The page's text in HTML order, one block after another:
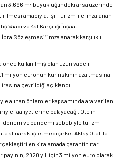
3.696 m2 büyüklüğündeki arsa üzerinde
amacıyla, Işıl Turizm ile imzalanan
Vaadi ve Kat Karşılığı İnşaat
Sözleşmesi” imzalanarak karşılıklı
kullanılmış olan uzun vadeli
milyon euronun kur riskinin azaltmasına
çevrildiği açıklandı.
alınan önlemler kapsamında ara verilen
faaliyetlerine balayacağı, Otelin
dönem ve pandemi sebebiyle turizm
alınarak, işletmeci şirket Aktay Otel ile
kiralamada garanti tutar
2020 yılı için 3 milyon euro olarak